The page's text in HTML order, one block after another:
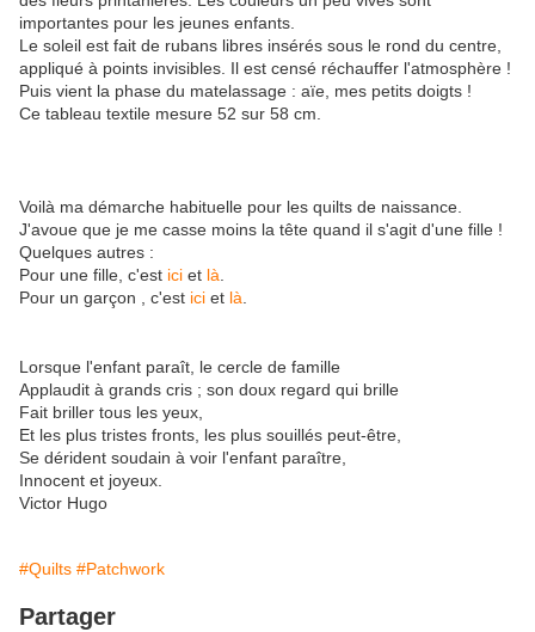
importantes pour les jeunes enfants.
Le soleil est fait de rubans libres insérés sous le rond du centre,
appliqué à points invisibles. Il est censé réchauffer l'atmosphère !
Puis vient la phase du matelassage : aïe, mes petits doigts !
Ce tableau textile mesure 52 sur 58 cm.
Voilà ma démarche habituelle pour les quilts de naissance.
J'avoue que je me casse moins la tête quand il s'agit d'une fille !
Quelques autres :
Pour une fille, c'est ici et là
Pour un garçon , c'est ici et là
Lorsque l'enfant paraît, le cercle de famille
Applaudit à grands cris ; son doux regard qui brille
Fait briller tous les yeux,
Et les plus tristes fronts, les plus souillés peut-être,
Se dérident soudain à voir l'enfant paraître,
Innocent et joyeux.
Victor Hugo
#Quilts #Patchwork
Partager